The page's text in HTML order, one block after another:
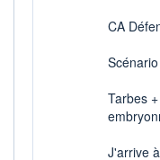
CA
Tarbes
J'arrive